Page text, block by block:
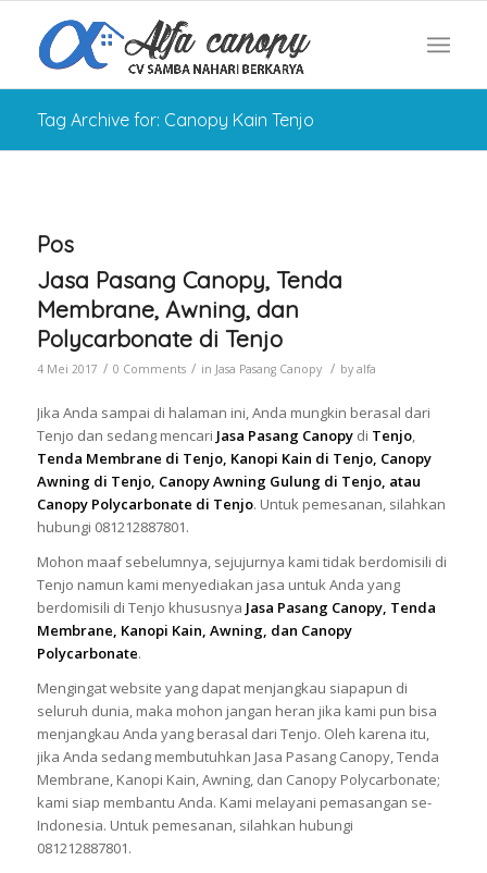
Tag Archive for: Canopy Kain Tenjo
Pos
Jasa Pasang Canopy, Tenda
Membrane, Awning, dan
Polycarbonate di Tenjo
4 Mei 2017 / 0 Comments / in Jasa Pasang Canopy / by alfa
Jika Anda sampai di halaman ini, Anda mungkin berasal dari
Tenjo dan sedang mencari Jasa Pasang Canopy di Tenjo,
Tenda Membrane di Tenjo, Kanopi Kain di Tenjo, Canopy
Awning di Tenjo, Canopy Awning Gulung di Tenjo, atau
Canopy Polycarbonate di Tenjo. Untuk pemesanan, silahkan
hubungi 081212887801.
Mohon maaf sebelumnya, sejujurnya kami tidak berdomisili di
Tenjo namun kami menyediakan jasa untuk Anda yang
berdomisili di Tenjo khususnya Jasa Pasang Canopy, Tenda
Membrane, Kanopi Kain, Awning, dan Canopy
Polycarbonate.
Mengingat website yang dapat menjangkau siapapun di
seluruh dunia, maka mohon jangan heran jika kami pun bisa
menjangkau Anda yang berasal dari Tenjo. Oleh karena itu,
jika Anda sedang membutuhkan Jasa Pasang Canopy, Tenda
Membrane, Kanopi Kain, Awning, dan Canopy Polycarbonate;
kami siap membantu Anda. Kami melayani pemasangan se-
Indonesia. Untuk pemesanan, silahkan hubungi
081212887801.